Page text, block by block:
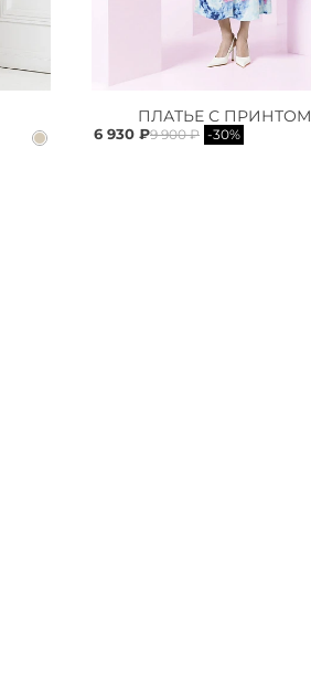
ПЛАТЬЕ С ПРИНТОМ
6 930 ₽9 900 ₽ -30%